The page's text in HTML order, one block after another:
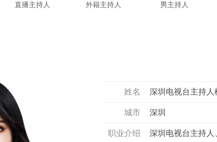
直播主持人 外籍主持人 男主持人
姓名 深圳电视台主持人
城市 深圳
职业介绍 深圳电视台主持